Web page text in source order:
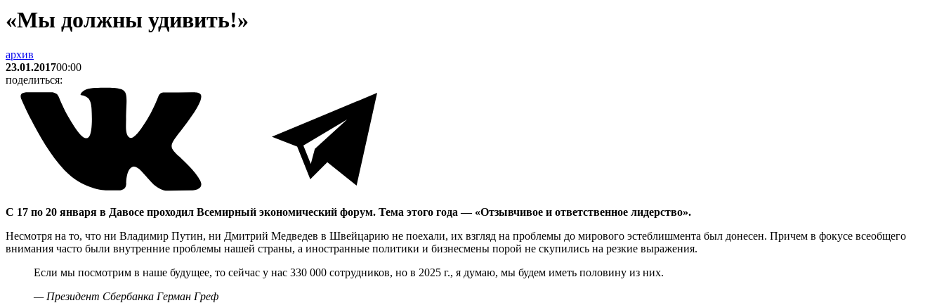
«Мы должны удивить!»
архив
23.01.201700:00
поделиться:
С 17 по 20 января в Давосе проходил Всемирный экономический форум. Тема этого года — «Отзывчивое и ответственное лидерство».
Несмотря на то, что ни Владимир Путин, ни Дмитрий Медведев в Швейцарию не поехали, их взгляд на проблемы до мирового эстеблишмента был донесен. Причем в фокусе всеобщего
внимания часто были внутренние проблемы нашей страны, а иностранные политики и бизнесмены порой не скупились на резкие выражения.
Если мы посмотрим в наше будущее, то сейчас у нас 330 000 сотрудников, но в 2025 г., я думаю, мы будем иметь половину из них.
— Президент Сбербанка Герман Греф